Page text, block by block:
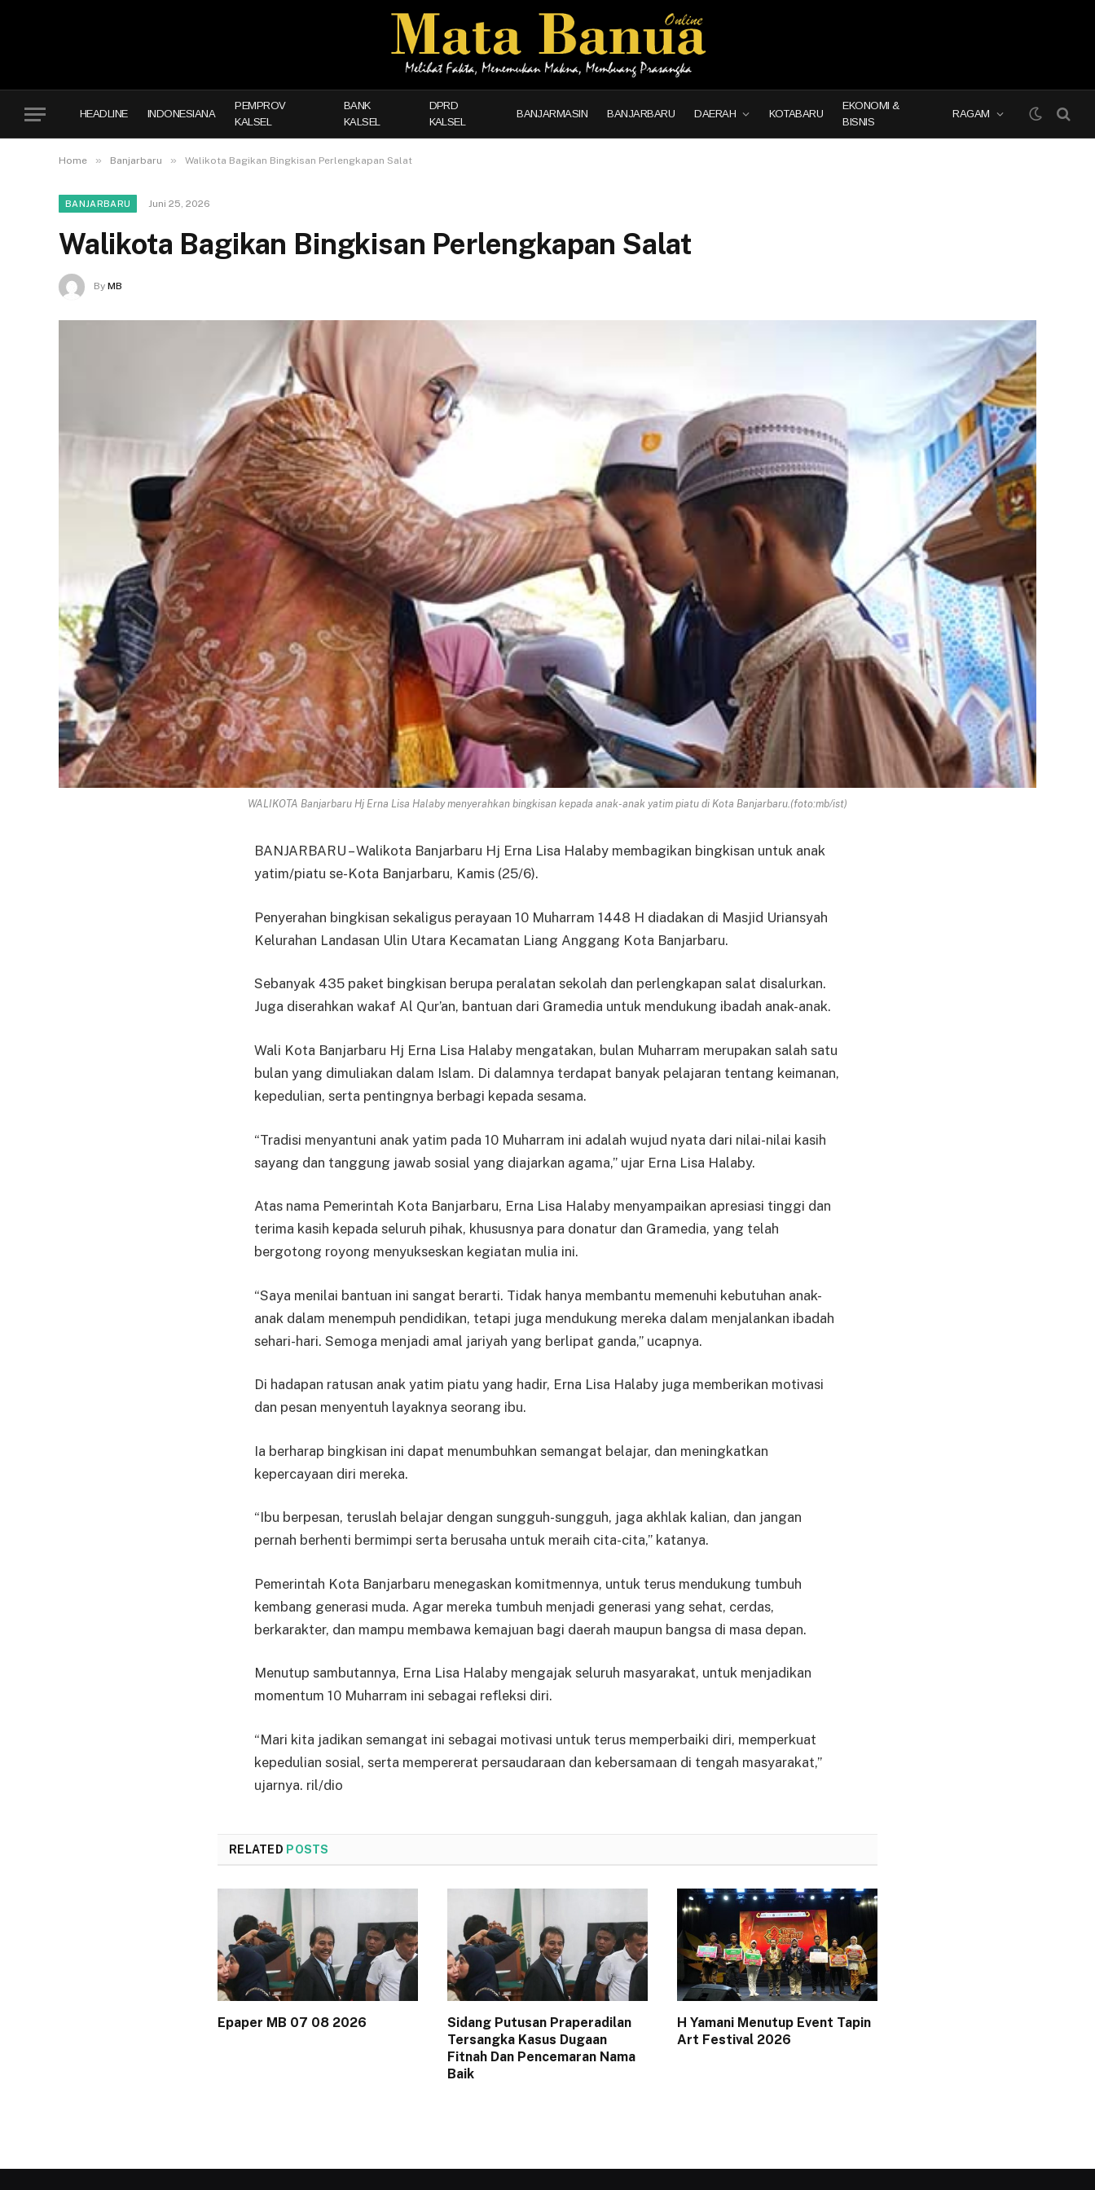
HEADLINE INDONESIANA
PEMPROV
KALSEL
BANK
KALSEL
DPRD
KALSEL
BANJARMASIN BANJARBARU DAERAH KOTABARU
EKONOMI &
BISNIS
RAGAM
Home » Banjarbaru » Walikota Bagikan Bingkisan Perlengkapan Salat
BANJARBARU Juni 25, 2026
Walikota Bagikan Bingkisan Perlengkapan Salat
By MB
WALIKOTA Banjarbaru Hj Erna Lisa Halaby menyerahkan bingkisan kepada anak-anak yatim piatu di Kota Banjarbaru.(foto:mb/ist)
BANJARBARU – Walikota Banjarbaru Hj Erna Lisa Halaby membagikan bingkisan untuk anak
yatim/piatu se-Kota Banjarbaru, Kamis (25/6).
Penyerahan bingkisan sekaligus perayaan 10 Muharram 1448 H diadakan di Masjid Uriansyah
Kelurahan Landasan Ulin Utara Kecamatan Liang Anggang Kota Banjarbaru.
Sebanyak 435 paket bingkisan berupa peralatan sekolah dan perlengkapan salat disalurkan.
Juga diserahkan wakaf Al Qur’an, bantuan dari Gramedia untuk mendukung ibadah anak-anak.
Wali Kota Banjarbaru Hj Erna Lisa Halaby mengatakan, bulan Muharram merupakan salah satu
bulan yang dimuliakan dalam Islam. Di dalamnya terdapat banyak pelajaran tentang keimanan,
kepedulian, serta pentingnya berbagi kepada sesama.
“Tradisi menyantuni anak yatim pada 10 Muharram ini adalah wujud nyata dari nilai-nilai kasih
sayang dan tanggung jawab sosial yang diajarkan agama,” ujar Erna Lisa Halaby.
Atas nama Pemerintah Kota Banjarbaru, Erna Lisa Halaby menyampaikan apresiasi tinggi dan
terima kasih kepada seluruh pihak, khususnya para donatur dan Gramedia, yang telah
bergotong royong menyukseskan kegiatan mulia ini.
“Saya menilai bantuan ini sangat berarti. Tidak hanya membantu memenuhi kebutuhan anak-
anak dalam menempuh pendidikan, tetapi juga mendukung mereka dalam menjalankan ibadah
sehari-hari. Semoga menjadi amal jariyah yang berlipat ganda,” ucapnya.
Di hadapan ratusan anak yatim piatu yang hadir, Erna Lisa Halaby juga memberikan motivasi
dan pesan menyentuh layaknya seorang ibu.
Ia berharap bingkisan ini dapat menumbuhkan semangat belajar, dan meningkatkan
kepercayaan diri mereka.
“Ibu berpesan, teruslah belajar dengan sungguh-sungguh, jaga akhlak kalian, dan jangan
pernah berhenti bermimpi serta berusaha untuk meraih cita-cita,” katanya.
Pemerintah Kota Banjarbaru menegaskan komitmennya, untuk terus mendukung tumbuh
kembang generasi muda. Agar mereka tumbuh menjadi generasi yang sehat, cerdas,
berkarakter, dan mampu membawa kemajuan bagi daerah maupun bangsa di masa depan.
Menutup sambutannya, Erna Lisa Halaby mengajak seluruh masyarakat, untuk menjadikan
momentum 10 Muharram ini sebagai refleksi diri.
“Mari kita jadikan semangat ini sebagai motivasi untuk terus memperbaiki diri, memperkuat
kepedulian sosial, serta mempererat persaudaraan dan kebersamaan di tengah masyarakat,”
ujarnya. ril/dio
RELATED POSTS
Epaper MB 07 08 2026
Sidang Putusan Praperadilan
Tersangka Kasus Dugaan
Fitnah Dan Pencemaran Nama
Baik
H Yamani Menutup Event Tapin
Art Festival 2026